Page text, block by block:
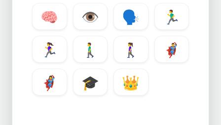
🧠
👁️ 🗣️
🏃‍♂️
🏃‍♀️
🚶‍♂️ 🚶‍♀️
🦸‍♂️
🦸‍♀️
🎓 👑